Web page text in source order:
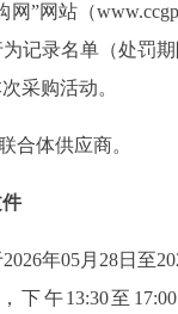
网”网站（
记录名单（处罚
采购活动。
体供应商。
年05月28日至
下午13:30至